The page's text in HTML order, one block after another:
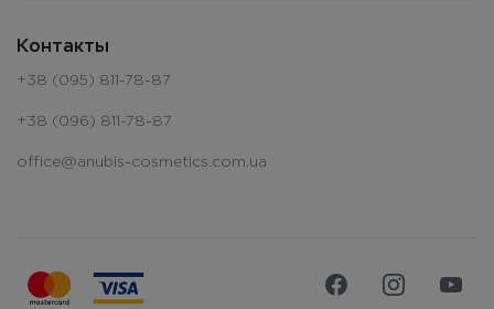
Контакты
+38 (095) 811-78-87
+38 (096) 811-78-87
office@anubis-cosmetics.com.ua